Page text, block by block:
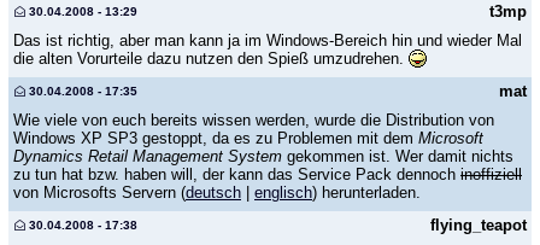
t3mp
30.04.2008 - 13:29
Das ist richtig, aber man kann ja im Windows-Bereich hin und wieder Mal
die alten Vorurteile dazu nutzen den Spieß umzudrehen.
mat
30.04.2008 - 17:35
Wie viele von euch bereits wissen werden, wurde die Distribution von
Windows XP SP3 gestoppt, da es zu Problemen mit dem Microsoft
Dynamics Retail Management System gekommen ist. Wer damit nichts
zu tun hat bzw. haben will, der kann das Service Pack dennoch inoffiziell
von Microsofts Servern (deutsch englisch) herunterladen.
flying_teapot
30.04.2008 - 17:38